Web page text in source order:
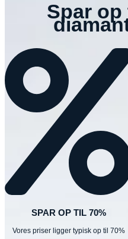
Spar op
SPAR OP TIL 70%
Vores priser ligger typisk op til 70%